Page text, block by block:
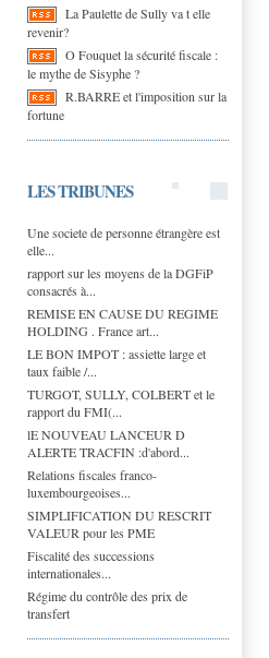
La Paulette de Sully va t elle
revenir?
O Fouquet la sécurité fiscale :
le mythe de Sisyphe ?
R.BARRE et l'imposition sur la
fortune
LES TRIBUNES
Une societe de personne étrangère est
elle...
rapport sur les moyens de la DGFiP
consacrés à...
REMISE EN CAUSE DU REGIME
HOLDING . France art...
LE BON IMPOT : assiette large et
taux faible /...
TURGOT, SULLY, COLBERT et le
rapport du FMI(...
lE NOUVEAU LANCEUR D
ALERTE TRACFIN :d'abord...
Relations fiscales franco-
luxembourgeoises...
SIMPLIFICATION DU RESCRIT
VALEUR pour les PME
Fiscalité des successions
internationales...
Régime du contrôle des prix de
transfert